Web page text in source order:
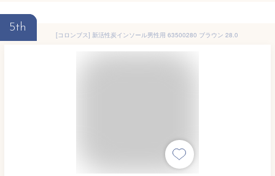
5th
[コロンブス] 新活性炭インソール男性用 63500280 ブラウン 28.0